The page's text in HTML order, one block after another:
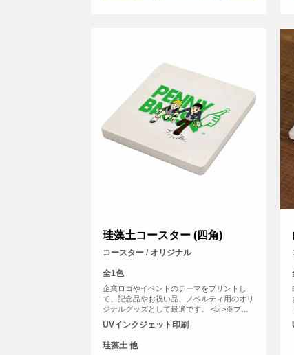
珪藻土コースター (四角)
コースター / オリジナル
全1色
企業ロゴやイベントのテーマをプリントし
て、記念品やお祝い品、ノベルティ用のオリ
ジナルグッズとして最適です。 <br>※プリ
ントについて：こちらのアイテムはプリント
範囲の端に近い程デザインが切れてしまう可
能性が高いため、重要なデザイン(文字等)は
内側に収めていただくことをおすすめしてお
UVインクジェット印刷
珪藻土 他